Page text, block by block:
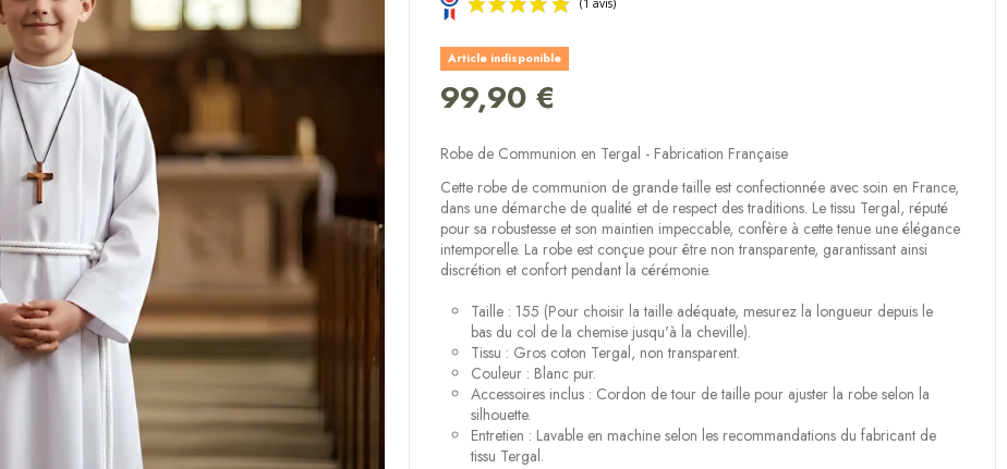
Article indisponible
99,90 €
Robe de Communion en Tergal - Fabrication Française
Cette robe de communion de grande taille est confectionnée avec soin en France,
dans une démarche de qualité et de respect des traditions. Le tissu Tergal, réputé
pour sa robustesse et son maintien impeccable, confère à cette tenue une élégance
intemporelle. La robe est conçue pour être non transparente, garantissant ainsi
discrétion et confort pendant la cérémonie.
Taille : 155 (Pour choisir la taille adéquate, mesurez la longueur depuis le
bas du col de la chemise jusqu'à la cheville).
Tissu : Gros coton Tergal, non transparent.
Couleur : Blanc pur.
Accessoires inclus : Cordon de tour de taille pour ajuster la robe selon la
silhouette.
Entretien : Lavable en machine selon les recommandations du fabricant de
tissu Tergal.